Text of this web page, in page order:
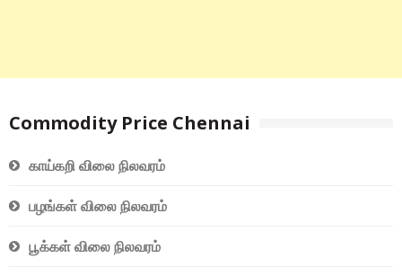
Commodity Price Chennai
காய்கறி விலை நிலவரம்
பழங்கள் விலை நிலவரம்
பூக்கள் விலை நிலவரம்